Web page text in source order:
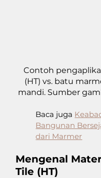
Contoh
(HT) vs. batu
mandi. Sumber
Baca juga
Bangunan
dari Marmer
Mengenal
Tile (HT)